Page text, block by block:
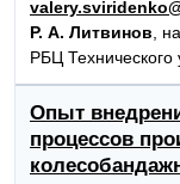
Р. А. Литвинов,
РБЦ Технического
Опыт
процессов